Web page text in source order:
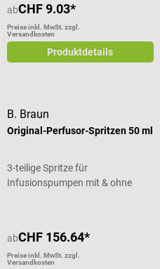
abCHF 9.03*
Preise inkl. MwSt. zzgl.
Versandkosten
Produktdetails
B. Braun
Original-Perfusor-Spritzen 50 ml
3-teilige Spritze für
Infusionspumpen mit & ohne
abCHF 156.64*
Preise inkl. MwSt. zzgl.
Versandkosten